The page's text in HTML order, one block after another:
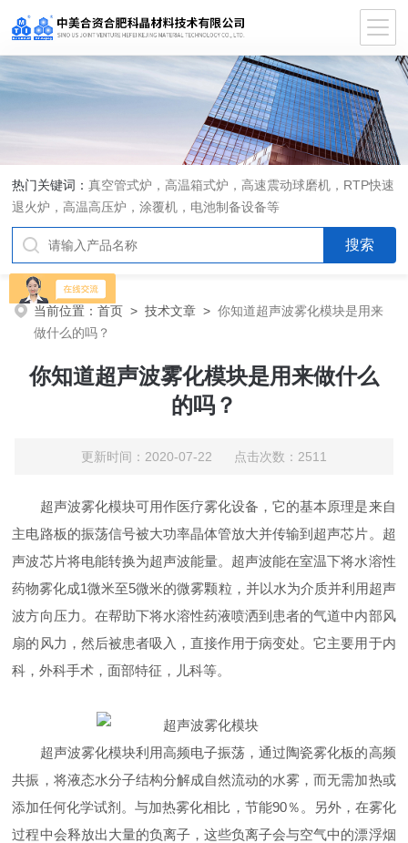
热门关键词：真空管式炉，高温箱式炉，高速震动球磨机，RTP快速
退火炉，高温高压炉，涂覆机，电池制备设备等
当前位置：首页 >技术文章 >你知道超声波雾化模块是用来
做什么的吗？
你知道超声波雾化模块是用来做什么
的吗？
更新时间：2020-07-22 点击次数：2511
超声波雾化模块可用作医疗雾化设备，它的基本原理是来自
主电路板的振荡信号被大功率晶体管放大并传输到超声芯片。超
声波芯片将电能转换为超声波能量。超声波能在室温下将水溶性
药物雾化成1微米至5微米的微雾颗粒，并以水为介质并利用超声
波方向压力。在帮助下将水溶性药液喷洒到患者的气道中内部风
扇的风力，然后被患者吸入，直接作用于病变处。它主要用于内
科，外科手术，面部特征，儿科等。
超声波雾化模块利用高频电子振荡，通过陶瓷雾化板的高频
共振，将液态水分子结构分解成自然流动的水雾，而无需加热或
添加任何化学试剂。与加热雾化相比，节能90％。另外，在雾化
过程中会释放出大量的负离子，这些负离子会与空气中的漂浮烟